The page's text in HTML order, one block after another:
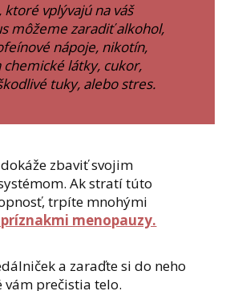
ktoré vplývajú na váš
môžeme zaradiť alkohol,
nápoje, nikotín,
chemické látky, cukor,
tuky, alebo stres.
zbaviť svojim
Ak stratí túto
trpíte mnohými
menopauzy.
a zaraďte si do neho
prečistia telo.